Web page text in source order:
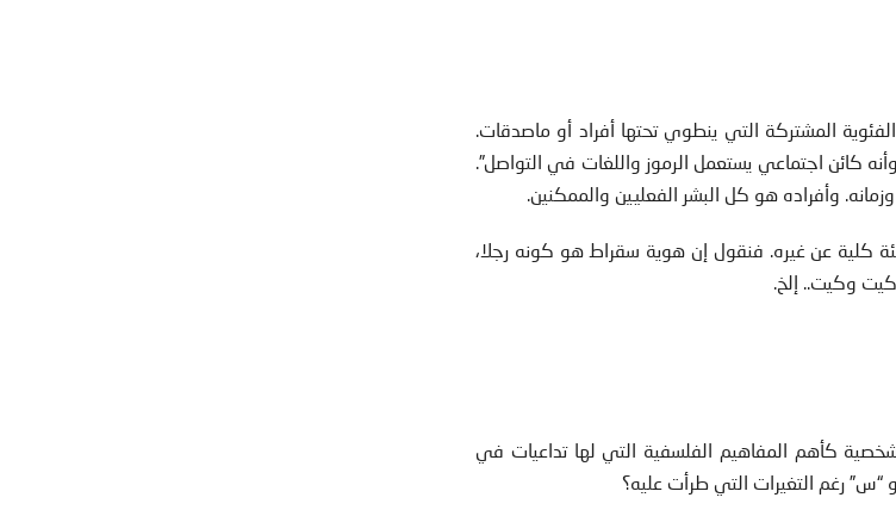
المشتركة التي ينطوي تحتها أفراد أو ماصدقات.
كائن اجتماعي يستعمل الرموز واللغات في التواصل”.
وأفراده هو كل البشر الفعليين والممكنين.
كلية عن غيره. فنقول إن هوية سقراط هو كونه رجلا،
وكيت.. إلخ.
كأهم المفاهيم الفلسفية التي لها تداعيات في
رغم التغيرات التي طرأت عليه؟